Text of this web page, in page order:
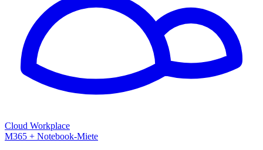
Cloud Workplace
M365 + Notebook-Miete